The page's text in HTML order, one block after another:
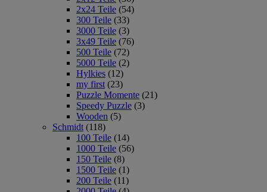
2x24 Teile (54)
300 Teile (33)
3000 Teile (3)
3x49 Teile (76)
500 Teile (72)
5000 Teile (2)
Hylkies (12)
my first (23)
Puzzle Momente (21)
Speedy Puzzle (3)
Wooden (5)
Schmidt (118)
100 Teile (14)
1000 Teile (56)
150 Teile (8)
1500 Teile (1)
200 Teile (11)